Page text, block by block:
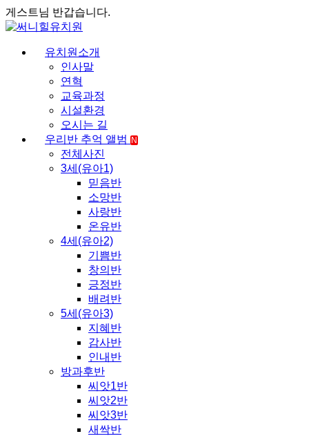
게스트님 반갑습니다.
유치원소개
인사말
연혁
교육과정
시설환경
오시는 길
우리반 추억 앨범
N
전체사진
3세(유아1)
믿음반
소망반
사랑반
온유반
4세(유아2)
기쁨반
창의반
긍정반
배려반
5세(유아3)
지혜반
감사반
인내반
방과후반
씨앗1반
씨앗2반
씨앗3반
새싹반